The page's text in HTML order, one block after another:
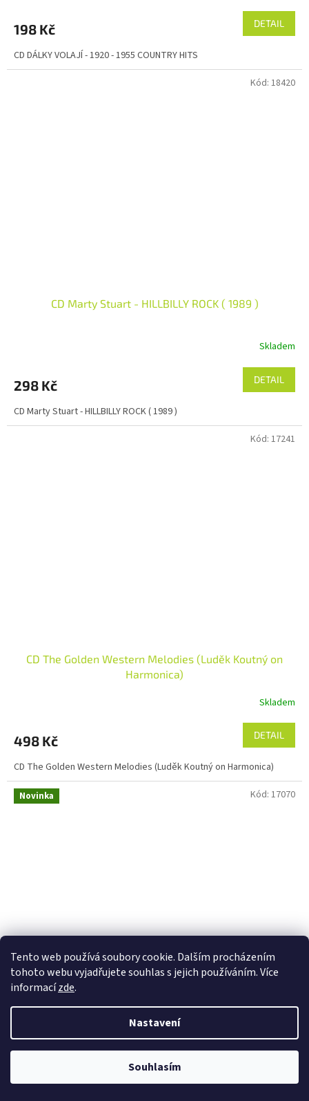
Tento web používá soubory cookie. Dalším procházením
tohoto webu vyjadřujete souhlas s jejich používáním. Více
informacízde.
Nastavení
Souhlasím
198 Kč DETAIL
CD DÁLKY VOLAJÍ - 1920 - 1955 COUNTRY HITS
CD Marty Stuart - HILLBILLY ROCK ( 1989 )
Skladem
298 Kč DETAIL
CD Marty Stuart - HILLBILLY ROCK ( 1989 )
Kód: 18420
CD The Golden Western Melodies (Luděk Koutný on
Harmonica)
Skladem
498 Kč DETAIL
CD The Golden Western Melodies (Luděk Koutný on Harmonica)
Kód: 17241
Novinka
CD Keith Whitley & Ricky Skaggs – Second Generation
Bluegrass
Kód: 17070